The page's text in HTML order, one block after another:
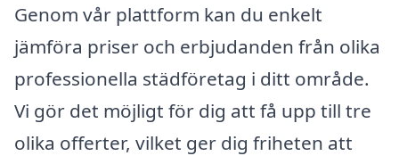
Genom vår plattform kan du enkelt
jämföra priser och erbjudanden från olika
professionella städföretag i ditt område.
Vi gör det möjligt för dig att få upp till tre
olika offerter, vilket ger dig friheten att